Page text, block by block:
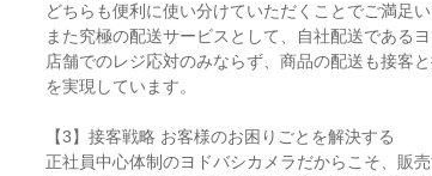
どちらも便利に使い分けていただくことでご満足
また究極の配送サービスとして、自社配送である
店舗でのレジ応対のみならず、商品の配送も接客
を実現しています。
【3】接客戦略 お客様のお困りごとを解決する
正社員中心体制のヨドバシカメラだからこそ、販売